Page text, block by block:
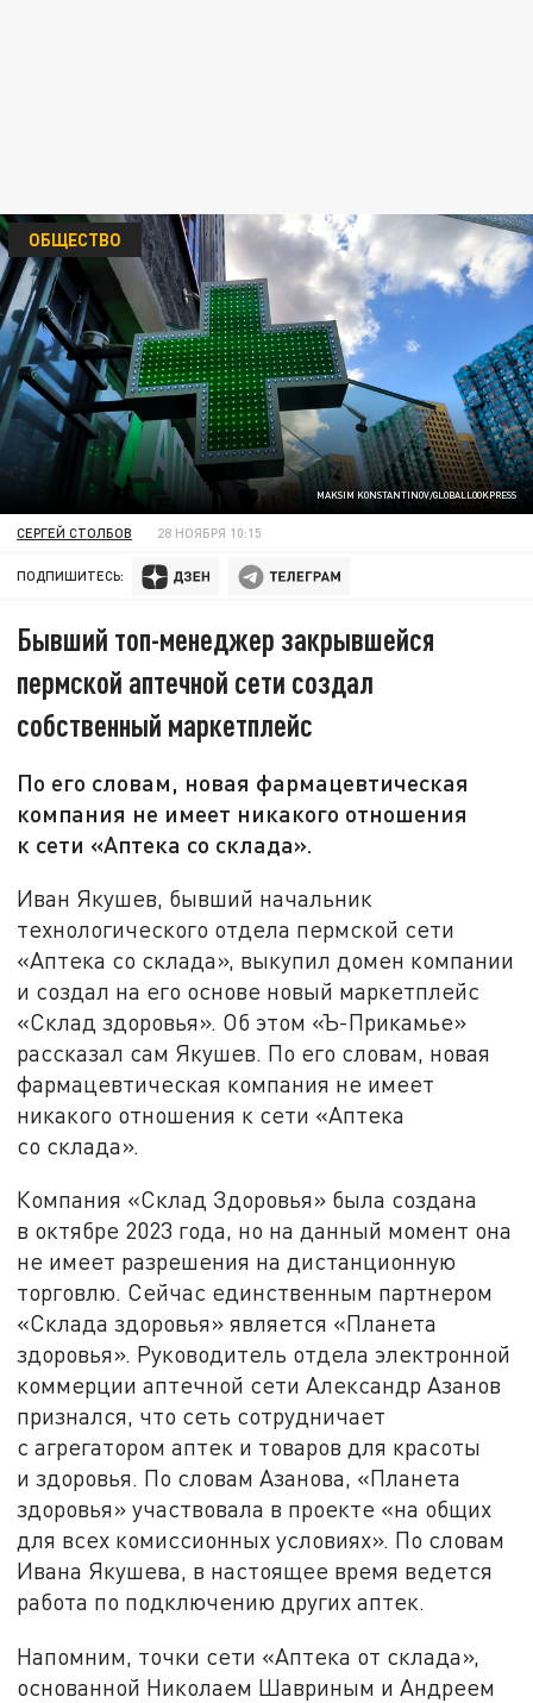
MAKSIM KONSTANTINOV/GLOBALLOOKPRESS
ОБЩЕСТВО
СЕРГЕЙ СТОЛБОВ 28 НОЯБРЯ 10:15
ПОДПИШИТЕСЬ:
Бывший топ-менеджер закрывшейся
пермской аптечной сети создал
собственный маркетплейс
По его словам, новая фармацевтическая
компания не имеет никакого отношения
к сети «Аптека со склада».
Иван Якушев, бывший начальник
технологического отдела пермской сети
«Аптека со склада», выкупил домен компании
и создал на его основе новый маркетплейс
«Склад здоровья». Об этом «Ъ-Прикамье»
рассказал сам Якушев. По его словам, новая
фармацевтическая компания не имеет
никакого отношения к сети «Аптека
со склада».
Компания «Склад Здоровья» была создана
в октябре 2023 года, но на данный момент она
не имеет разрешения на дистанционную
торговлю. Сейчас единственным партнером
«Склада здоровья» является «Планета
здоровья». Руководитель отдела электронной
коммерции аптечной сети Александр Азанов
признался, что сеть сотрудничает
с агрегатором аптек и товаров для красоты
и здоровья. По словам Азанова, «Планета
здоровья» участвовала в проекте «на общих
для всех комиссионных условиях». По словам
Ивана Якушева, в настоящее время ведется
работа по подключению других аптек.
Напомним, точки сети «Аптека от склада»,
основанной Николаем Шавриным и Андреем